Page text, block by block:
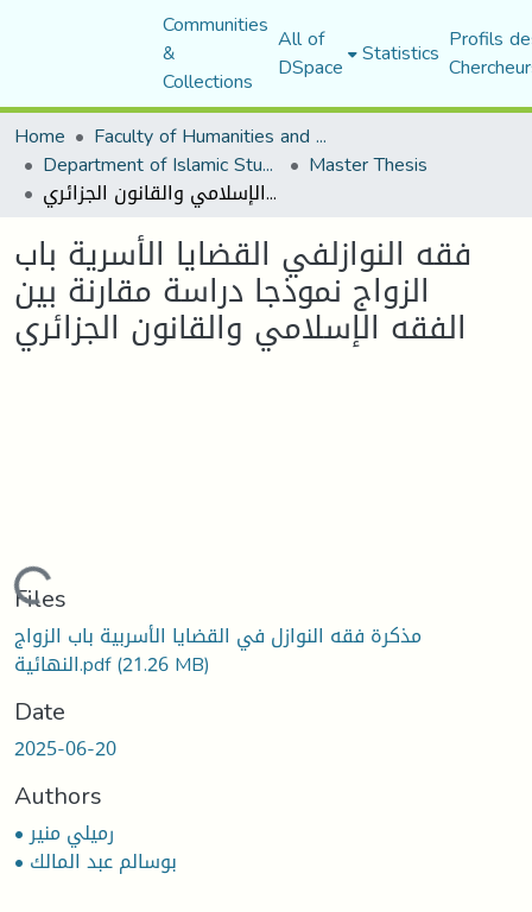
Communities
&
Collections
All of
DSpace Statistics Profils
Home
Faculty of Humanities and Social Sciences
Department of Islamic Studies Master Thesis
فقه النوازلفي القضايا الأسرية باب الزواج نموذجا دراسة مقارنة بين الفقه الإسلامي والقانون الجزائري
فقه النوازلفي القضايا الأسرية باب
الزواج نموذجا دراسة مقارنة بين
الفقه الإسلامي والقانون الجزائري
Loading...
Files
مذكرة فقه النوازل في القضايا الأسربية باب الزواج
النهائية.pdf(21.26 MB)
Date
2025-06-20
Authors
• رميلي منير
• بوسالم عبد المالك